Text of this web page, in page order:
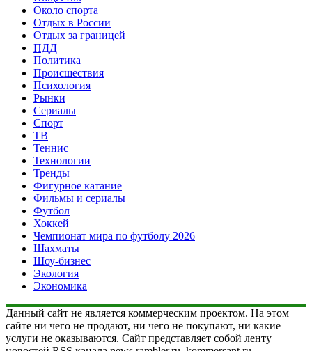
Около спорта
Отдых в России
Отдых за границей
ПДД
Политика
Происшествия
Психология
Рынки
Сериалы
Спорт
ТВ
Теннис
Технологии
Тренды
Фигурное катание
Фильмы и сериалы
Футбол
Хоккей
Чемпионат мира по футболу 2026
Шахматы
Шоу-бизнес
Экология
Экономика
Данный сайт не является коммерческим проектом. На этом
сайте ни чего не продают, ни чего не покупают, ни какие
услуги не оказываются. Сайт представляет собой ленту